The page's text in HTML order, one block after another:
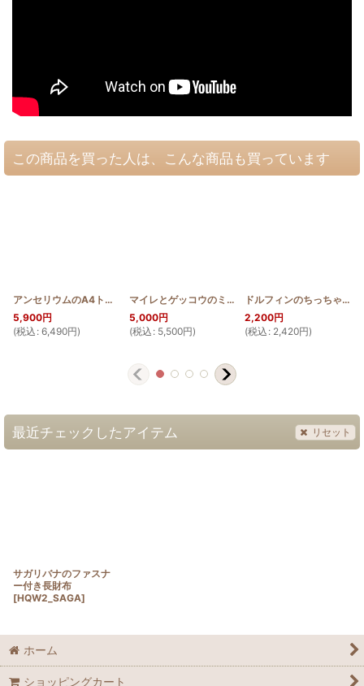
この商品を買った人は、こんな商品も買っています
アンセリウムのA4トート [HQB_TOTE_ANTH]
5,900円
(税込 : 6,490円)
マイレとゲッコウのミニトート [
5,000円
(税込 : 5,500円)
ドルフィンのちっちゃめキャラメルポーチ
2,200円
(税込 : 2,420円)
最近チェックしたアイテム リセット
サガリバナのファスナ
ー付き長財布
[HQW2_SAGA]
ホーム
ショッピングカート